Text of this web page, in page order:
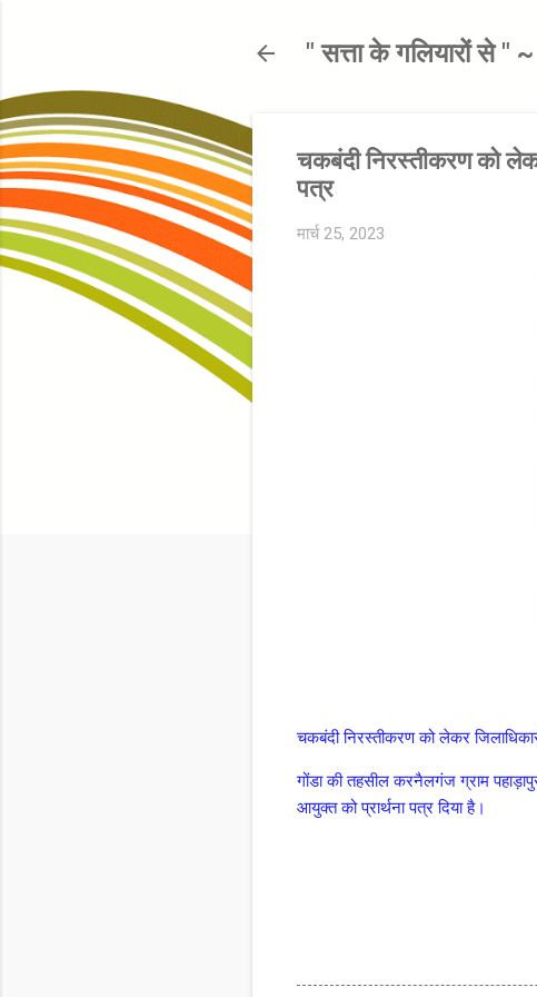
" सत्ता के गलियारों से "
चकबंदी निरस्तीकरण को
पत्र
मार्च 25, 2023
चकबंदी निरस्तीकरण को लेकर
गोंडा की तहसील करनैलगंज ग्राम
आयुक्त को प्रार्थना पत्र दिया है।